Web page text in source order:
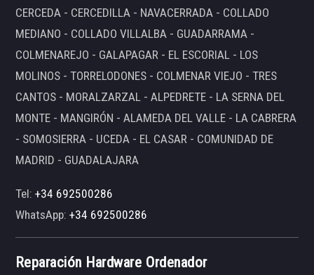
CERCEDA - CERCEDILLA - NAVACERRADA - COLLADO
MEDIANO - COLLADO VILLALBA - GUADARRAMA -
COLMENAREJO - GALAPAGAR - EL ESCORIAL - LOS
MOLINOS - TORRELODONES - COLMENAR VIEJO - TRES
CANTOS - MORALZARZAL - ALPEDRETE - LA SERNA DEL
MONTE - MANGIRÓN - ALAMEDA DEL VALLE - LA CABRERA
- SOMOSIERRA - UCEDA - EL CASAR - COMUNIDAD DE
MADRID - GUADALAJARA
Tel:+34 692500286
WhatsApp:+34 692500286
Reparación Hardware Ordenador